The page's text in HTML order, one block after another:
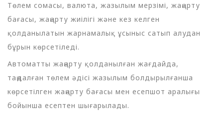
Төлем сомасы, валюта, жазылым мерзімі, жаңарту
бағасы, жаңарту жиілігі және кез келген
қолданылатын жарнамалық ұсыныс сатып алудан
бұрын көрсетіледі.
Автоматты жаңарту қолданылған жағдайда,
таңдалған төлем әдісі жазылым болдырылғанша
көрсетілген жаңарту бағасы мен есепшот аралығы
бойынша есептен шығарылады.